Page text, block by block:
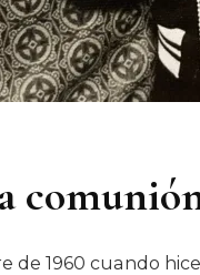
de 1960 cuando